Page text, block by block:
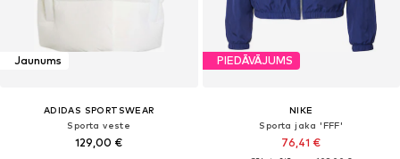
Jaunums
ADIDAS SPORTSWEAR
Sporta veste
129,00 €
PIEDĀVĀJUMS
NIKE
Sporta jaka 'FFF'
76,41 €